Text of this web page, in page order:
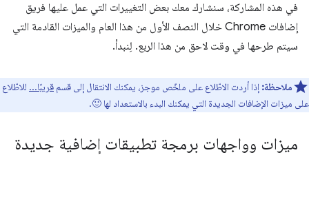
في هذه المشاركة، سنشارك معك بعض التغييرات التي عمل عليها فريق
إضافات Chrome خلال النصف الأول من هذا العام والميزات القادمة التي
سيتم طرحها في وقت لاحق من هذا الربع. لِنبدأ.
ملاحظة: إذا أردت الاطّلاع على ملخّص موجز، يمكنك الانتقال إلى قسم قريبًا... للاطّلاع
على ميزات الإضافات الجديدة التي يمكنك البدء بالاستعداد لها 🙂.
ميزات وواجهات برمجة تطبيقات إضافية جديدة